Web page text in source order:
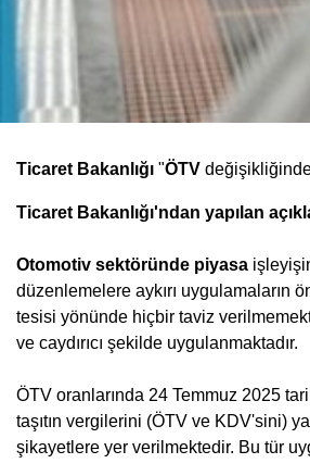
Ticaret Bakanlığı "ÖTV
Ticaret Bakanlığı'ndan yapılan
Otomotiv sektöründe piyasa
düzenlemelere aykırı uygulamaların
tesisi yönünde hiçbir taviz
ve caydırıcı şekilde uygulanmaktadır.
ÖTV oranlarında 24 Temmuz 2025
taşıtın vergilerini (ÖTV ve KDV'sini)
şikayetlere yer verilmektedir. Bu tür